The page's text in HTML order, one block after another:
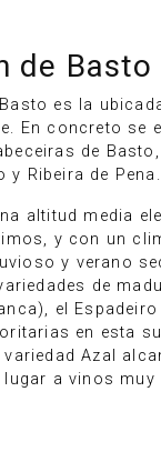
de Basto
es la
En concreto se
de
y Ribeira de Pena.
altitud media
y con un
y verano
de
el Espadeiro
en esta
Azal
a vinos muy